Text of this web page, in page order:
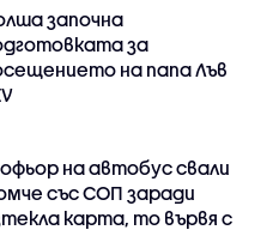
започна
за
на папа Лъв
на автобус свали
със СОП заради
карта, то вървя с